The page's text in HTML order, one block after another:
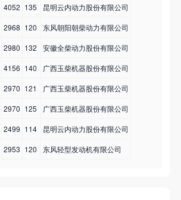
4052 135
昆明云内动力股份有限公司
2968 120
东风朝阳朝柴动力有限公司
2980 132
安徽全柴动力股份有限公司
4156 140
广西玉柴机器股份有限公司
2970 121
广西玉柴机器股份有限公司
2970 125
广西玉柴机器股份有限公司
2499 114
昆明云内动力股份有限公司
2953 120 东风轻型发动机有限公司